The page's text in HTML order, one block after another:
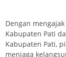
Dengan
Kabupaten Pati
Kabupaten Pati,
menjaga